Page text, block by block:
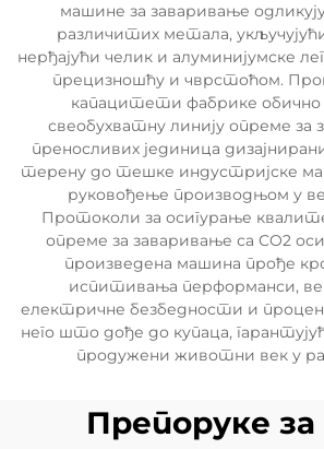
машине за заваривање
различитих метала,
нерђајући челик и алуминијумске
прецизношћу и чврстоћом.
капацитети фабрике обично
свеобухватну линију опреме за
преносливих јединица
терену до тешке индустријске
руковођење производњом у
Протоколи за осигурање
опреме за заваривање са CO2
произведена машина прође
испитивања перформанси,
електричне безбедности и
него што дође до купаца,
продужени животни век у
Препоруке за